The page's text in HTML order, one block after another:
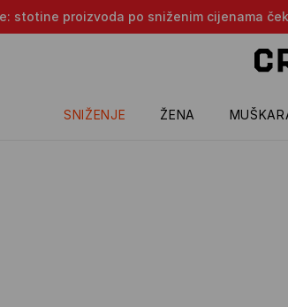
stotine proizvoda po sniženim cijenama
SNIŽENJE ŽENA